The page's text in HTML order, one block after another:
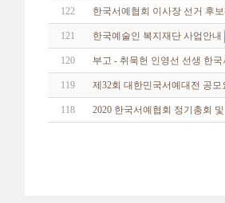
122 한국서예협회 이사장 선거 후
121 한국예술인 복지재단 사업안내
120 부고 - 취묵헌 인영선 선생 한
119 제32회 대한민국서예대전 공모
118 2020 한국서예협회 정기총회